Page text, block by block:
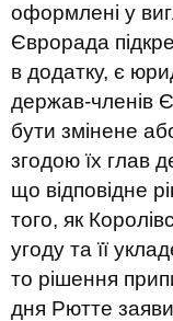
оформлені у
Єврорада
в додатку, є
держав-членів
бути змінене
згодою їх глав
що відповідне
того, як
угоду та її
то рішення
дня Рютте